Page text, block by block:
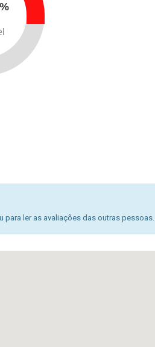
%
para ler as avaliações das outras pessoas.